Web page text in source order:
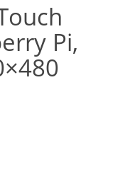
Pi,